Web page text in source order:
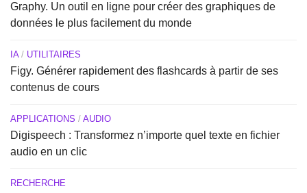
Graphy. Un outil en ligne pour créer des graphiques de
données le plus facilement du monde
IA/ UTILITAIRES
Figy. Générer rapidement des flashcards à partir de ses
contenus de cours
APPLICATIONS / AUDIO
Digispeech : Transformez n’importe quel texte en fichier
audio en un clic
RECHERCHE